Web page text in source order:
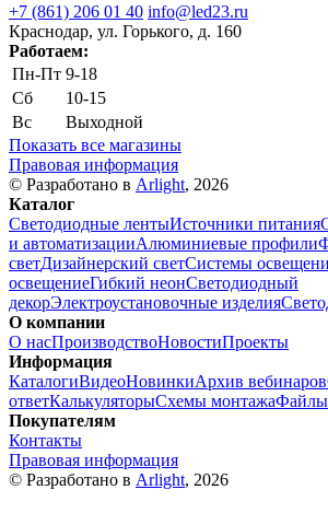
+7 (861) 206 01 40 info@led23.ru
Краснодар, ул. Горького, д. 160
Работаем:
Пн-Пт 9-18
Сб
10-15
Вс
Выходной
Показать все магазины
Правовая информация
© Разработано в Arlight, 2026
Каталог
Светодиодные лентыИсточники питания
и автоматизацииАлюминиевые профили
светДизайнерский светСистемы
освещениеГибкий неонСветодиодный
декорЭлектроустановочные изделия
О компании
О насПроизводствоНовостиПроекты
Информация
КаталогиВидеоНовинкиАрхив вебинаров
ответКалькуляторыСхемы монтажа
Покупателям
Контакты
Правовая информация
© Разработано в Arlight, 2026